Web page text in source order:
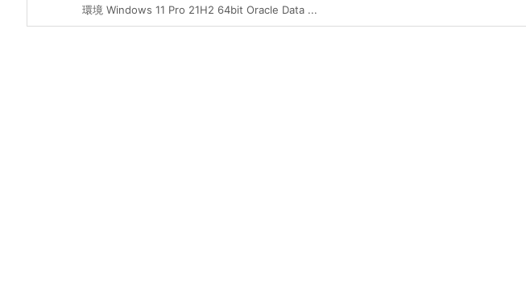
環境 Windows 11 Pro 21H2 64bit Oracle Data ...